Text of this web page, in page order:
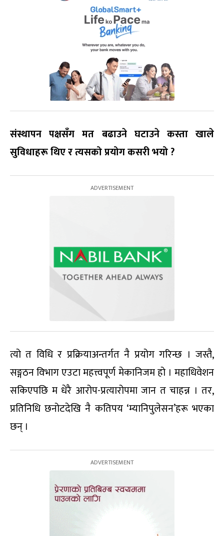
संस्थापन पक्षसँग मत बढाउने घटाउने कस्ता खाले
सुविधाहरू थिए र त्यसको प्रयोग कसरी भयो?
त्यो त विधि र प्रक्रियाअन्तर्गत नै प्रयोग गरिन्छ । जस्तै,
सङ्गठन विभाग एउटा महत्त्वपूर्ण मेकानिजम हो । महाधिवेशन
सकिएपछि म धेरै आरोप-प्रत्यारोपमा जान त चाहन्न । तर,
प्रतिनिधि छनोटदेखि नै कतिपय ‘म्यानिपुलेसन’हरू भएका
छन् ।